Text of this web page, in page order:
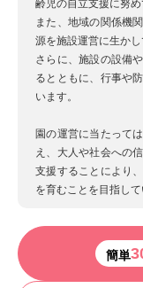
齢児の自立支援に努め
また、地域の関係機
源を施設運営に生かし
さらに、施設の設備
るとともに、行事や
います。
園の運営に当たって
え、大人や社会への
支援することにより
を育むことを目指して
簡単